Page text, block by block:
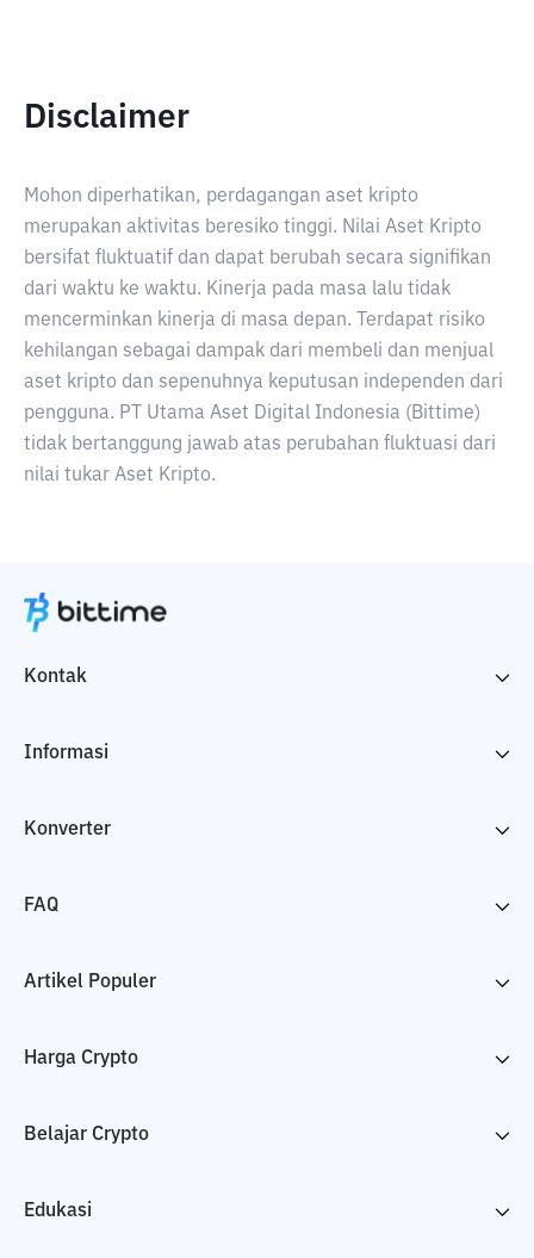
Disclaimer
Mohon diperhatikan, perdagangan aset kripto
merupakan aktivitas beresiko tinggi. Nilai Aset Kripto
bersifat fluktuatif dan dapat berubah secara signifikan
dari waktu ke waktu. Kinerja pada masa lalu tidak
mencerminkan kinerja di masa depan. Terdapat risiko
kehilangan sebagai dampak dari membeli dan menjual
aset kripto dan sepenuhnya keputusan independen dari
pengguna. PT Utama Aset Digital Indonesia (Bittime)
tidak bertanggung jawab atas perubahan fluktuasi dari
nilai tukar Aset Kripto.
Kontak
Informasi
Konverter
FAQ
Artikel Populer
Harga Crypto
Belajar Crypto
Edukasi